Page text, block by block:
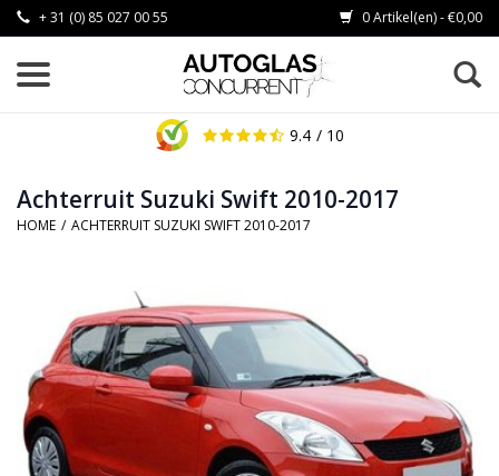
+ 31 (0) 85 027 00 55 0 Artikel(en) - €0,00
9.4 / 10
Achterruit Suzuki Swift 2010-2017
HOME / ACHTERRUIT SUZUKI SWIFT 2010-2017